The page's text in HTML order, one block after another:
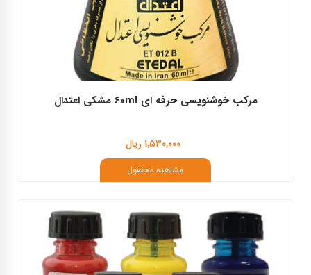
مرکب خوشنویسی حرفه ای 60ml مشکی اعتدال
۱,۵۳۰,۰۰۰ ریال
مشاهده محصول